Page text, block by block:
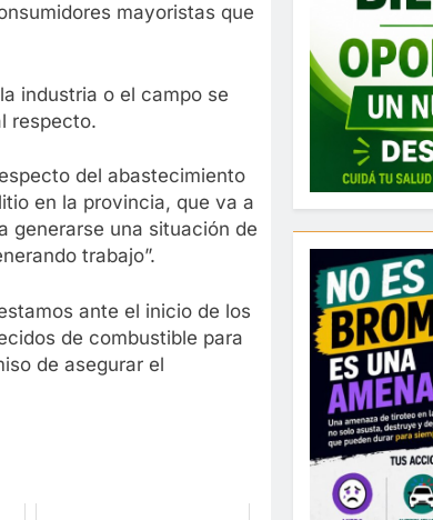
mayoristas que
industria o el campo se
respecto.
del abastecimiento
en la provincia, que va a
generarse una situación de
trabajo”.
ante el inicio de los
de combustible para
de asegurar el